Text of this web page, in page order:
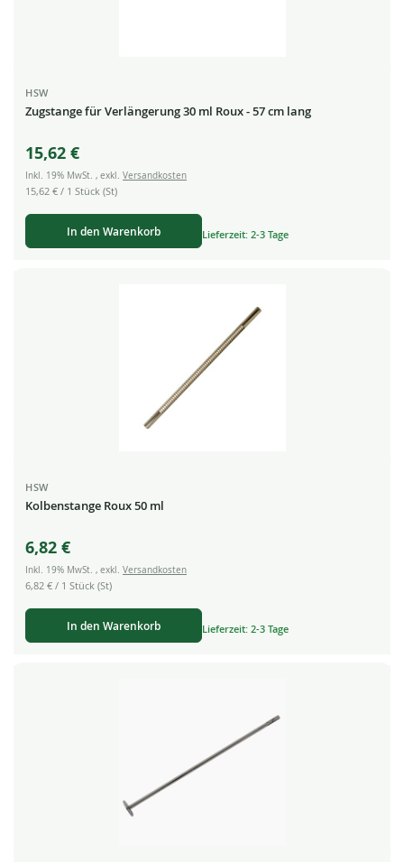
HSW
Zugstange für Verlängerung 30 ml Roux - 57 cm lang
15,62 €
Inkl. 19% MwSt. , exkl. Versandkosten
15,62 € / 1 Stück (St)
In den Warenkorb Lieferzeit: 2-3 Tage
HSW
Kolbenstange Roux 50 ml
6,82 €
Inkl. 19% MwSt. , exkl. Versandkosten
6,82 € / 1 Stück (St)
In den Warenkorb Lieferzeit: 2-3 Tage